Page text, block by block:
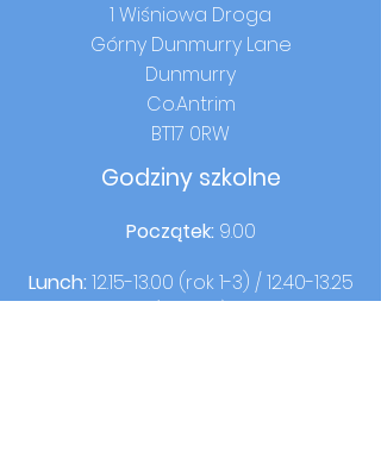
1 Wiśniowa Droga
Górny Dunmurry Lane
Dunmurry
Co.Antrim
BT17 0RW
Godziny szkolne
Początek: 9.00
Lunch: 12.15-13.00 (rok 1-3) / 12.40-13.25